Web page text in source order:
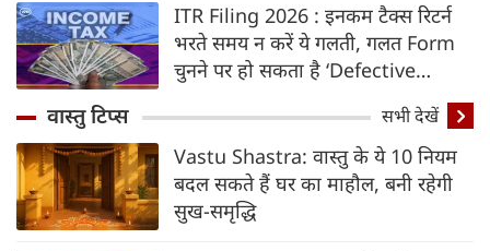
ITR Filing 2026 : इनकम टैक्स रिटर्न
भरते समय न करें ये गलती, गलत Form
चुनने पर हो सकता है ‘Defective
वास्तु टिप्स सभी देखें
Vastu Shastra: वास्तु के ये 10 नियम
बदल सकते हैं घर का माहौल, बनी रहेगी
सुख-समृद्धि